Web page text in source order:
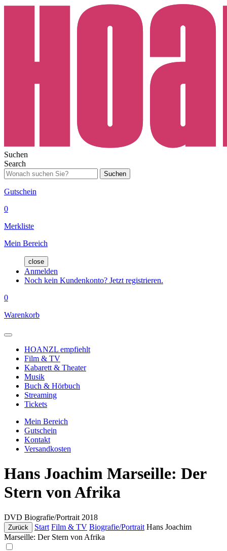
Suchen
Search
Suchen
Gutschein
0
Merkliste
Mein Bereich
close
Anmelden
Noch kein Kundenkonto? Jetzt registrieren.
0
Warenkorb
HOANZL empfiehlt
Film & TV
Kabarett & Theater
Musik
Buch & Hörbuch
Streaming
Tickets
Mein Bereich
Gutschein
Kontakt
Versandkosten
Hans Joachim Marseille: Der
Stern von Afrika
DVD Biografie/Portrait 2018
Zurück Start Film & TV Biografie/Portrait Hans Joachim
Marseille: Der Stern von Afrika